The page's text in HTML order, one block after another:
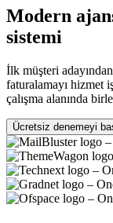
Modern
sistemi
İlk müşteri
faturalamayı hizmet
çalışma alanında
Ücretsiz denemeyi